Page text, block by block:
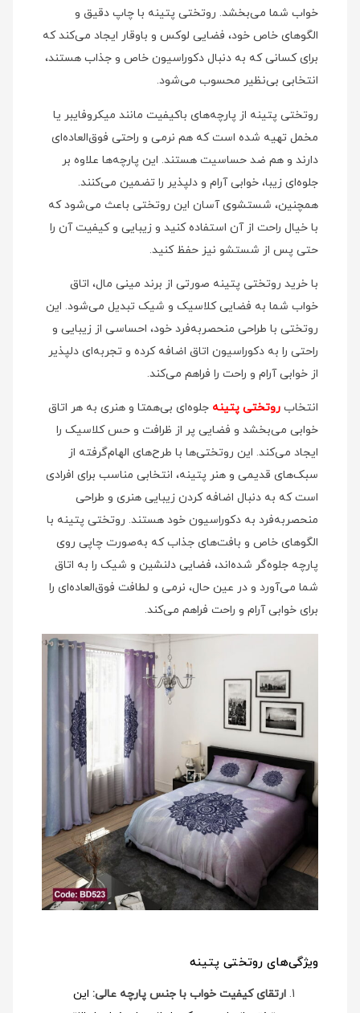
خواب شما می‌بخشد. روتختی پتینه با چاپ دقیق و
الگوهای خاص خود، فضایی لوکس و باوقار ایجاد می‌کند که
برای کسانی که به دنبال دکوراسیون خاص و جذاب هستند،
انتخابی بی‌نظیر محسوب می‌شود.
روتختی پتینه از پارچه‌های باکیفیت مانند میکروفایبر یا
مخمل تهیه شده است که هم نرمی و راحتی فوق‌العاده‌ای
دارند و هم ضد حساسیت هستند. این پارچه‌ها علاوه بر
جلوه‌ای زیبا، خوابی آرام و دلپذیر را تضمین می‌کنند.
همچنین، شستشوی آسان این روتختی باعث می‌شود که
با خیال راحت از آن استفاده کنید و زیبایی و کیفیت آن را
حتی پس از شستشو نیز حفظ کنید.
با خرید روتختی پتینه صورتی از برند مینی‌ مال، اتاق
خواب شما به فضایی کلاسیک و شیک تبدیل می‌شود. این
روتختی با طراحی منحصربه‌فرد خود، احساسی از زیبایی و
راحتی را به دکوراسیون اتاق اضافه کرده و تجربه‌ای دلپذیر
از خوابی آرام و راحت را فراهم می‌کند.
انتخاب روتختی پتینه جلوه‌ای بی‌همتا و هنری به هر اتاق
خوابی می‌بخشد و فضایی پر از ظرافت و حس کلاسیک را
ایجاد می‌کند. این روتختی‌ها با طرح‌های الهام‌گرفته از
سبک‌های قدیمی و هنر پتینه، انتخابی مناسب برای افرادی
است که به دنبال اضافه کردن زیبایی هنری و طراحی
منحصربه‌فرد به دکوراسیون خود هستند. روتختی پتینه با
الگوهای خاص و بافت‌های جذاب که به‌صورت چاپی روی
پارچه جلوه‌گر شده‌اند، فضایی دلنشین و شیک را به اتاق
شما می‌آورد و در عین حال، نرمی و لطافت فوق‌العاده‌ای را
برای خوابی آرام و راحت فراهم می‌کند.
ویژگی‌های روتختی پتینه
ارتقای کیفیت خواب با جنس پارچه عالی: این